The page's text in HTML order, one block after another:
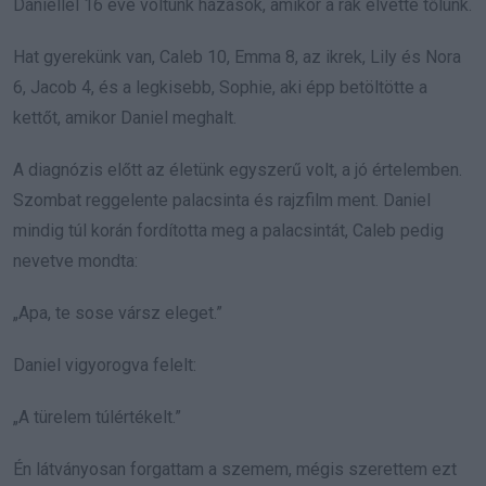
Dániellel 16 éve voltunk házasok, amikor a rák elvette tőlünk.
Hat gyerekünk van, Caleb 10, Emma 8, az ikrek, Lily és Nora
6, Jacob 4, és a legkisebb, Sophie, aki épp betöltötte a
kettőt, amikor Daniel meghalt.
A diagnózis előtt az életünk egyszerű volt, a jó értelemben.
Szombat reggelente palacsinta és rajzfilm ment. Daniel
mindig túl korán fordította meg a palacsintát, Caleb pedig
nevetve mondta:
„Apa, te sose vársz eleget.”
Daniel vigyorogva felelt:
„A türelem túlértékelt.”
Én látványosan forgattam a szemem, mégis szerettem ezt